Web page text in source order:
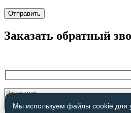
Заказать обратный
Мы используем файлы cookie для